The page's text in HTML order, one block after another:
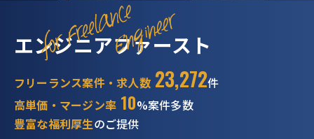
エンジニアファースト
フリーランス案件・求人数 23,272件
高単価・マージン率 10%案件多数
豊富な福利厚生のご提供